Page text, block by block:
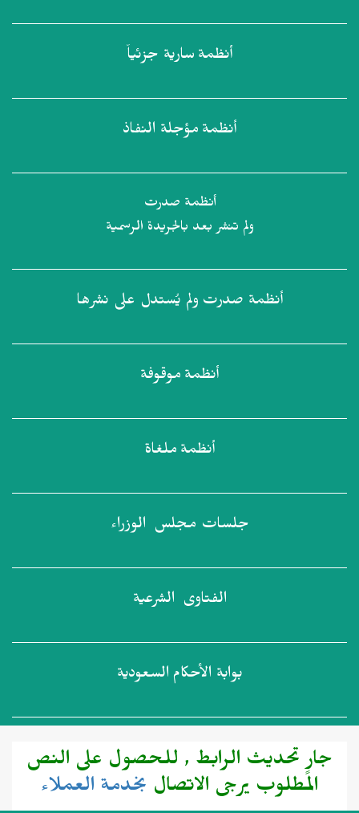
أنظمة سارية جزئياً
أنظمة مؤجلة النفاذ
أنظمة صدرت
ولم تنشر بعد بالجريدة الرسمية
أنظمة صدرت ولم يُستدل على نشرها
أنظمة موقوفة
أنظمة ملغاة
جلسات مجلس الوزراء
الفتاوى الشرعية
بوابة الأحكام السعودية
جارٍ تحديث الرابط , للحصول على النص
المطلوب يرجى الاتصال بخدمة العملاء